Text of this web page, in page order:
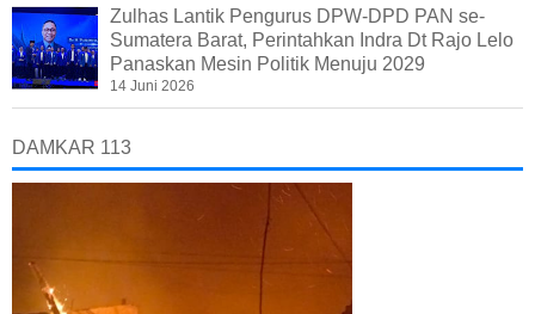
Zulhas Lantik Pengurus DPW-DPD PAN se-
Sumatera Barat, Perintahkan Indra Dt Rajo Lelo
Panaskan Mesin Politik Menuju 2029
14 Juni 2026
DAMKAR 113